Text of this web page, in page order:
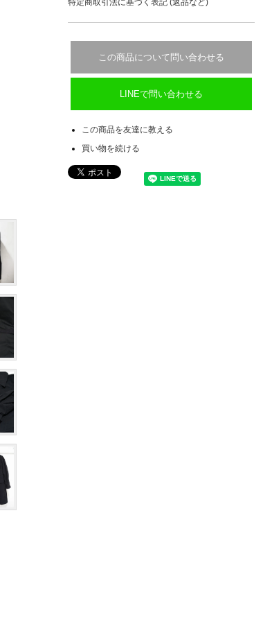
この商品について問い合わせる
LINEで問い合わせる
この商品を友達に教える
買い物を続ける